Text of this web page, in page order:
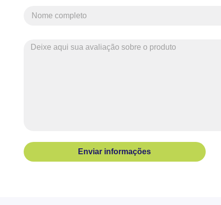
Enviar informações